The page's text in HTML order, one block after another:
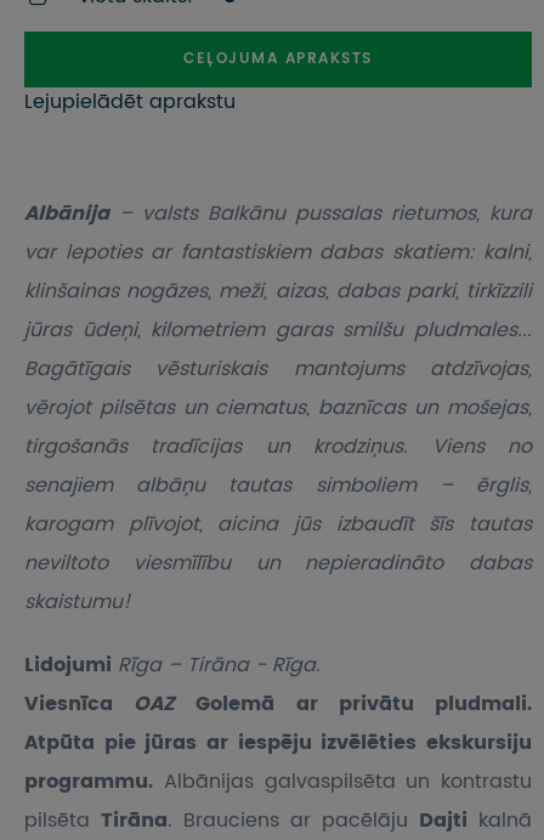
CEĻOJUMA APRAKSTS
Lejupielādēt aprakstu
Albānija – valsts Balkānu pussalas rietumos, kura
var lepoties ar fantastiskiem dabas skatiem: kalni,
klinšainas nogāzes, meži, aizas, dabas parki, tirkīzzili
jūras ūdeņi, kilometriem garas smilšu pludmales...
Bagātīgais vēsturiskais mantojums atdzīvojas,
vērojot pilsētas un ciematus, baznīcas un mošejas,
tirgošanās tradīcijas un krodziņus. Viens no
senajiem albāņu tautas simboliem – ērglis,
karogam plīvojot, aicina jūs izbaudīt šīs tautas
neviltoto viesmīlību un nepieradināto dabas
skaistumu!
Lidojumi Rīga – Tirāna - Rīga.
Viesnīca OAZGolemā ar privātu pludmali.
Atpūta pie jūras ar iespēju izvēlēties ekskursiju
programmu. Albānijas galvaspilsēta un kontrastu
pilsēta Tirāna. Brauciens ar pacēlāju Dajti kalnā